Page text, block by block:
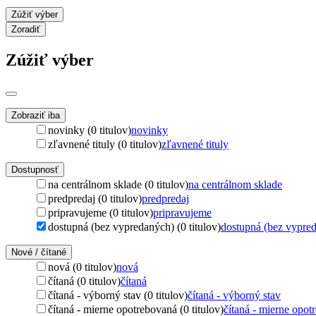
Zúžiť výber
Zoradiť
Zúžiť výber
Zobraziť iba
novinky (0 titulov)novinky
zľavnené tituly (0 titulov)zľavnené tituly
Dostupnosť
na centrálnom sklade (0 titulov)na centrálnom sklade
predpredaj (0 titulov)predpredaj
pripravujeme (0 titulov)pripravujeme
dostupná (bez vypredaných) (0 titulov)dostupná (bez
Nové / čítané
nová (0 titulov)nová
čítaná (0 titulov)čítaná
čítaná - výborný stav (0 titulov)čítaná - výborný stav
čítaná - mierne opotrebovaná (0 titulov)čítaná - mierne